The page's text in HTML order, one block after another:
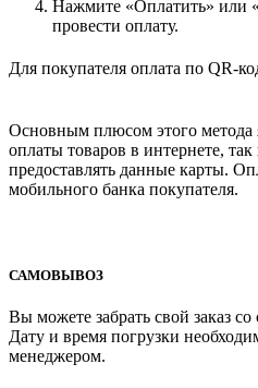
Нажмите «Оплатить» или
провести оплату.
Для покупателя оплата по QR-
Основным плюсом этого метода
оплаты товаров в интернете,
предоставлять данные карты.
мобильного банка покупателя.
САМОВЫВОЗ
Вы можете забрать свой заказ со
Дату и время погрузки
менеджером.